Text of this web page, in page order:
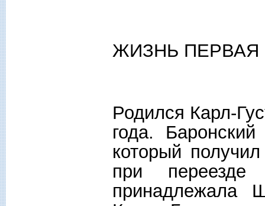
ЖИЗНЬ ПЕРВАЯ
Родился Карл-
года.
который
при
принадлежала